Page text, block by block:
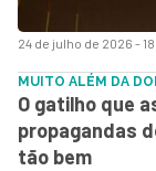
24 de julho de 2026 -
MUITO ALÉM DA
O gatilho que
propagandas
tão bem